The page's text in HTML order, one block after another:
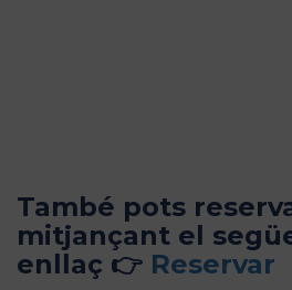
També pots
mitjançant el
enllaç 👉 Reservar